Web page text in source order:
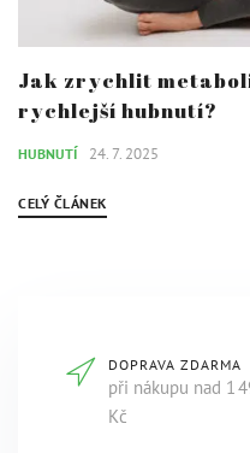
Jak zrychlit
rychlejší hubnutí?
HUBNUTÍ 24. 7. 2025
CELÝ ČLÁNEK
DOPRAVA ZDARMA
při nákupu nad 1
Kč